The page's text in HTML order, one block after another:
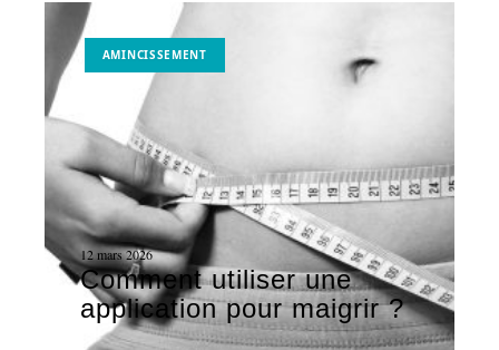
AMINCISSEMENT
12 mars 2026
Comment utiliser une
application pour maigrir ?